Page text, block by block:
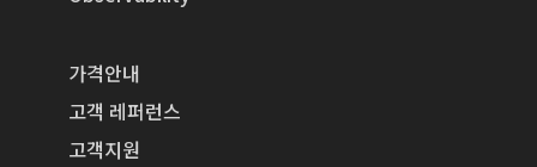
가격안내
고객 레퍼런스
고객지원